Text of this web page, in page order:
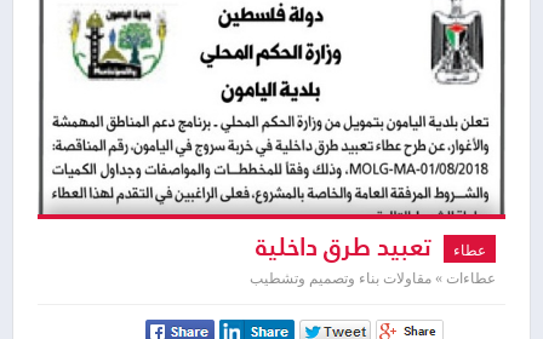
عطاء تعبيد طرق داخلية
عطاءات » مقاولات بناء وتصميم وتشطيب